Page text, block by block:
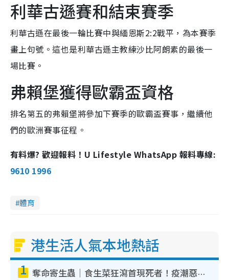
利華古遜賽和結束賽季
利華古遜在最後一輪比賽中與緬恩斯2:2戰平，為本賽季
畫上句號。這也是利華古遜主教練沙比阿朗素的最後一
場比賽。
弗賴堡獲得歐霸盃資格
排名第五的弗賴堡將參加下賽季的歐霸盃賽事，繼續他
們的歐洲賽事征程。
有料爆? 歡迎報料！U Lifestyle WhatsApp 報料專線:
9610 1996
體育
港生活人氣本地熱話
1 奪命寄生蟲｜食生菜狂瀉首現死者！疫潮惡化錄1.8萬宗病例 揭洗菜3大謬誤